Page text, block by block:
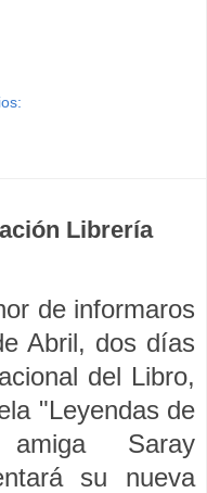
Librería
de informaros
Abril, dos días
del Libro,
"Leyendas de
amiga Saray
su nueva